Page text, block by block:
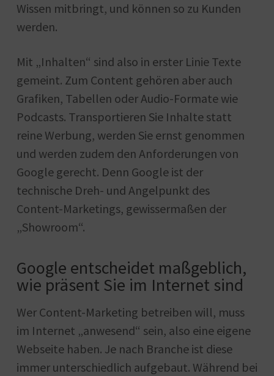
Wissen mitbringt, und können so zu Kunden
werden.
Mit „Inhalten“ sind also in erster Linie Texte
gemeint. Zum Content gehören aber auch
Grafiken, Tabellen oder Audio-Formate wie
Podcasts. Transportieren Sie Inhalte statt
reine Werbung, werden Sie ernst genommen
und werden zudem den Anforderungen von
Google gerecht. Denn Google ist der
technische Dreh- und Angelpunkt des
Content-Marketings, gewissermaßen der
„Showroom“.
Google entscheidet maßgeblich,
wie präsent Sie im Internet sind
Wer Content-Marketing betreiben will, muss
im Internet „anwesend“ sein, also eine eigene
Webseite haben. Je nach Branche ist diese
immer unterschiedlich aufgebaut. Während bei